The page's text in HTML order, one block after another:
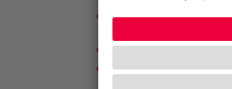
30 Euroermöglichen die
50 Euro
helfen uns bei der
100 Eurosind eine
Sommerlager unserer